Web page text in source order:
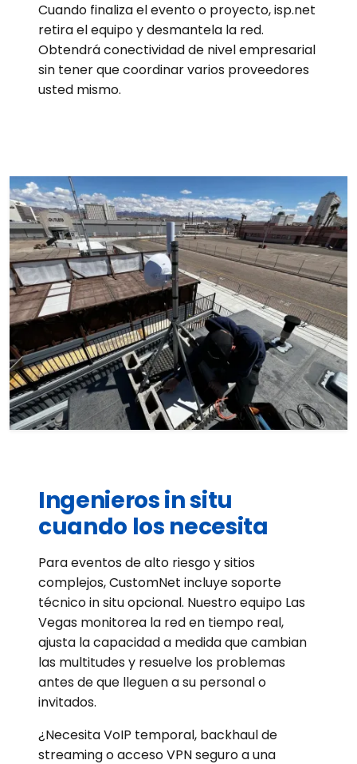
Cuando finaliza el evento o proyecto, isp.net
retira el equipo y desmantela la red.
Obtendrá conectividad de nivel empresarial
sin tener que coordinar varios proveedores
usted mismo.
Ingenieros in situ
cuando los necesita
Para eventos de alto riesgo y sitios
complejos, CustomNet incluye soporte
técnico in situ opcional. Nuestro equipo Las
Vegas monitorea la red en tiempo real,
ajusta la capacidad a medida que cambian
las multitudes y resuelve los problemas
antes de que lleguen a su personal o
invitados.
¿Necesita VoIP temporal, backhaul de
streaming o acceso VPN seguro a una